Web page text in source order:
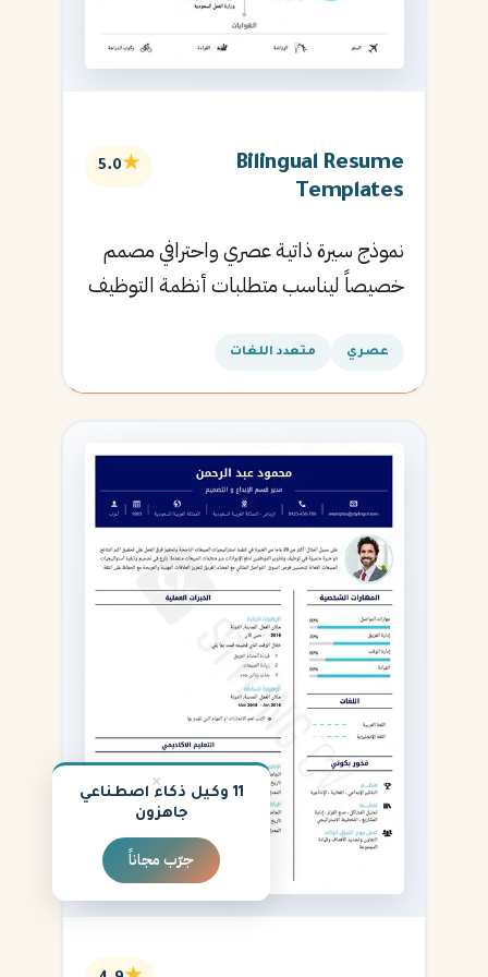
Bilingual Resume
Templates
★
5.0
نموذج سيرة ذاتية عصري واحترافي مصمم
خصيصاً ليناسب متطلبات أنظمة التوظيف
القادمة.
عصري متعدد اللغات
×
11 وكيل ذكاء اصطناعي
جاهزون
جرّب مجاناً